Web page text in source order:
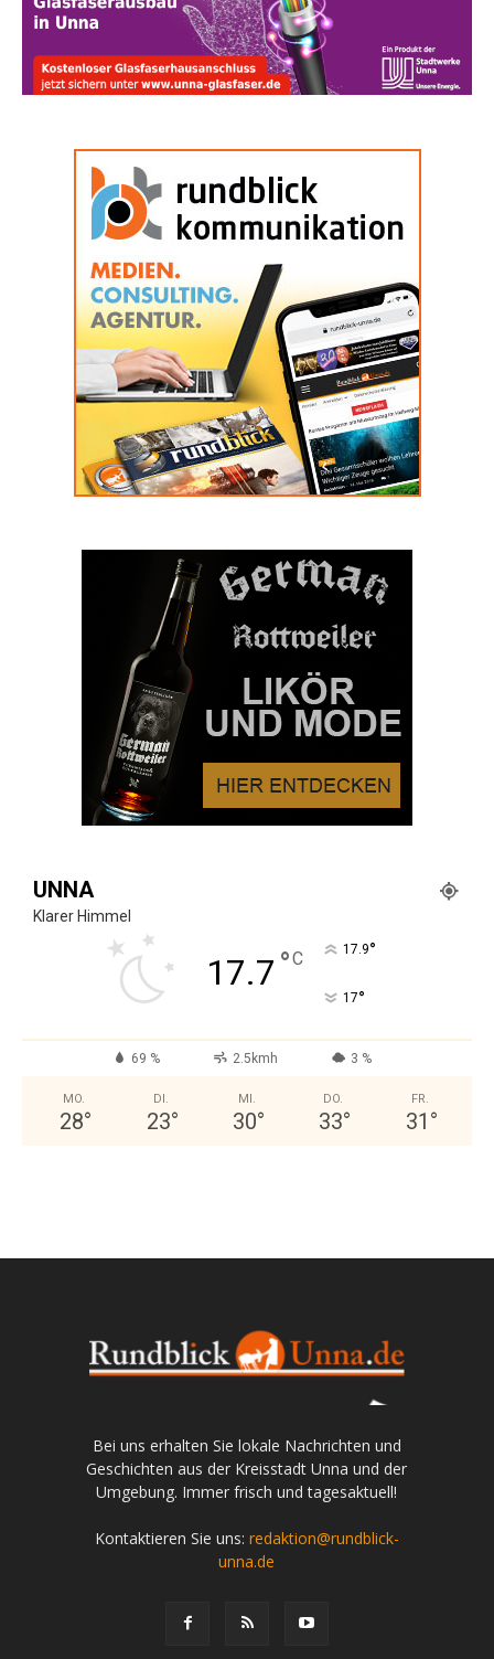
UNNA
Klarer Himmel
17.7 °C 17.9°
17°
69 % 2.5kmh 3 %
MO.
28°
DI.
23°
MI.
30°
DO.
33°
FR.
31 °
Bei uns erhalten Sie lokale Nachrichten und
Geschichten aus der Kreisstadt Unna und der
Umgebung. Immer frisch und tagesaktuell!
Kontaktieren Sie uns: redaktion@rundblick-
unna.de